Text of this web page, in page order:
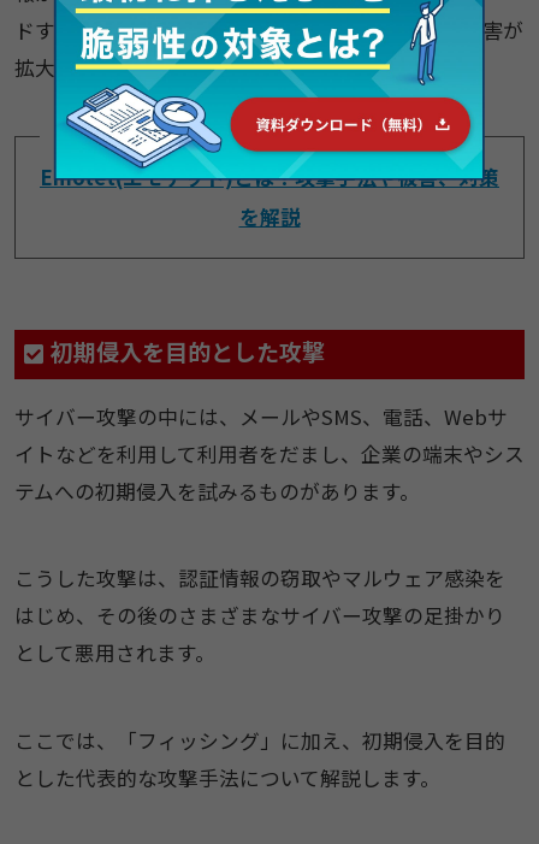
ドする「踏み台」として悪用されることもあり、被害が
拡大する恐れがあります。
関連ページ
Emotet(エモテット)とは？攻撃手法や被害、対策
を解説
初期侵入を目的とした攻撃
サイバー攻撃の中には、メールやSMS、電話、Webサ
イトなどを利用して利用者をだまし、企業の端末やシス
テムへの初期侵入を試みるものがあります。
こうした攻撃は、認証情報の窃取やマルウェア感染を
はじめ、その後のさまざまなサイバー攻撃の足掛かり
として悪用されます。
ここでは、「フィッシング」に加え、初期侵入を目的
とした代表的な攻撃手法について解説します。